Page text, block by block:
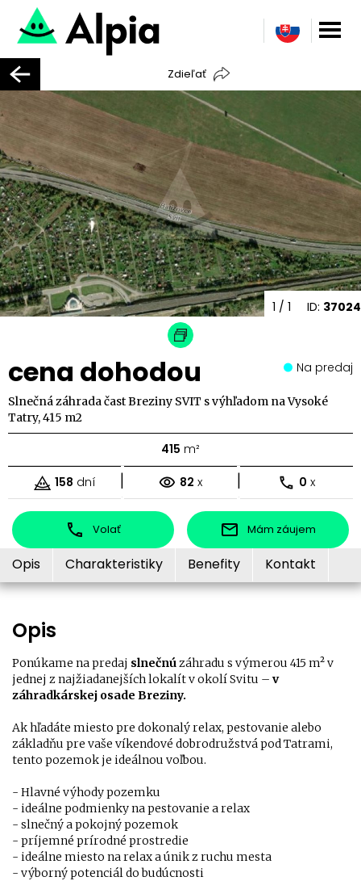
Zdieľať
ID: 37024
1 / 1
cena dohodou Na predaj
Slnečná záhrada čast Breziny SVIT s výhľadom na Vysoké
Tatry, 415 m2
415 m²
158 dní | 82 x | 0 x
Volať Mám záujem
Opis Charakteristiky Benefity Kontakt
Opis
Ponúkame na predaj slnečnúzáhradu s výmerou 415 m² v
jednej z najžiadanejších lokalít v okolí Svitu – v
záhradkárskej osade Breziny.
Ak hľadáte miesto pre dokonalý relax, pestovanie alebo
základňu pre vaše víkendové dobrodružstvá pod Tatrami,
tento pozemok je ideálnou voľbou.
- Hlavné výhody pozemku
- ideálne podmienky na pestovanie a relax
- slnečný a pokojný pozemok
- príjemné prírodné prostredie
- ideálne miesto na relax a únik z ruchu mesta
- výborný potenciál do budúcnosti